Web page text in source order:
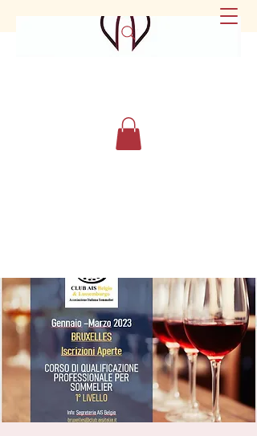
secretariat@eusommelierassociation.com